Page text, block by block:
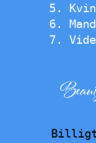
Mand
Billigt